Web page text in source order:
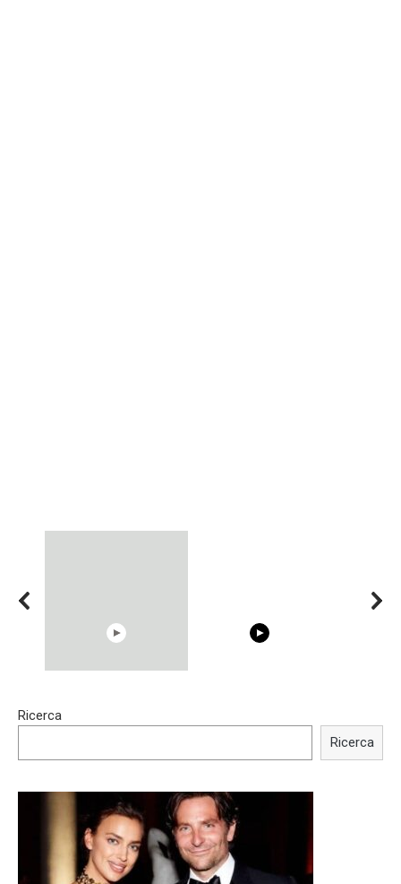
Trying BOLLYWOOD
Shocking illusion - Pretty
Ricerca
Ricerca